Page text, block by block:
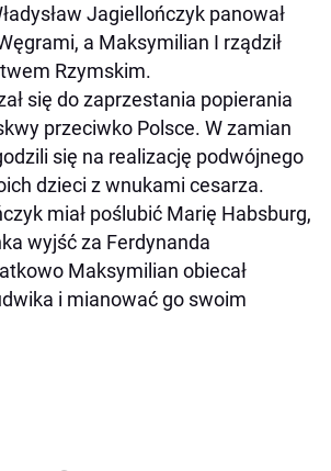
Jagiellończyk panował
a Maksymilian I rządził
Rzymskim.
się do zaprzestania popierania
przeciwko Polsce. W zamian
się na realizację podwójnego
dzieci z wnukami cesarza.
miał poślubić Marię Habsburg,
wyjść za Ferdynanda
Maksymilian obiecał
i mianować go swoim